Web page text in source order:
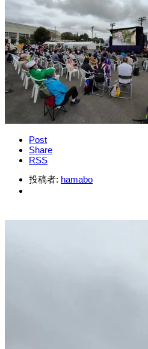
Post
Share
RSS
投稿者: hamabo